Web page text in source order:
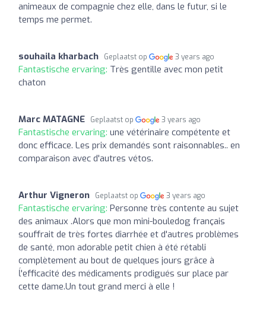
animeaux de compagnie chez elle, dans le futur, si le
temps me permet.
souhaila kharbach Geplaatst op 3 years ago
Fantastische ervaring: Très gentille avec mon petit
chaton
Marc MATAGNE Geplaatst op 3 years ago
Fantastische ervaring: une vétérinaire compétente et
donc efficace. Les prix demandés sont raisonnables.. en
comparaison avec d'autres vétos.
Arthur Vigneron Geplaatst op 3 years ago
Fantastische ervaring: Personne très contente au sujet
des animaux .Alors que mon mini-bouledog français
souffrait de très fortes diarrhée et d'autres problèmes
de santé, mon adorable petit chien à été rétabli
complètement au bout de quelques jours grâce à
ĺ'efficacité des médicaments prodigués sur place par
cette dame.Un tout grand merci à elle !